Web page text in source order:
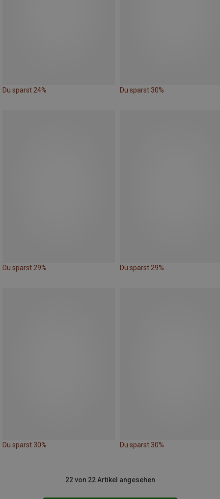
Du sparst 24% Du sparst 30%
Du sparst 29% Du sparst 29%
Du sparst 30% Du sparst 30%
22 von 22 Artikel angesehen